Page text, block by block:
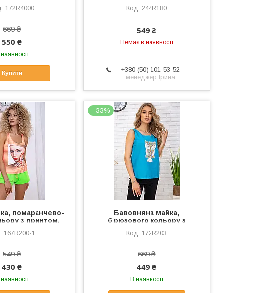
172R4000
669 ₴
550 ₴
наявності
Купити
244R180
549 ₴
Немає в наявності
+380 (50) 101-53-52
менеджер Ірина
помаранчево-
з принтом,
167R200-1
549 ₴
430 ₴
–33%
Бавовняна майка,
бірюзового кольору з
172R203
669 ₴
449 ₴
В наявності